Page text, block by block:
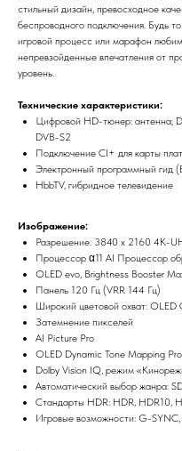
стильный дизайн, превосходное
беспроводного подключения. Будь
игровой процесс или марафон
непревзойденные впечатления от
уровень.
Технические характеристики:
Цифровой HD-тюнер: антенна;
DVB-S2
Подключение CI+ для карты
Электронный программный гид
HbbTV, гибридное телевидение
Изображение:
Разрешение: 3840 x 2160 4K-
Процессор α11 AI Процессор
OLED evo, Brightness Booster
Панель 120 Гц (VRR 144 Гц)
Широкий цветовой охват: OLED
Затемнение пикселей
AI Picture Pro
OLED Dynamic Tone Mapping Pro
Dolby Vision IQ, режим
Автоматический выбор жанра:
Стандарты HDR: HDR, HDR10,
Игровые возможности: G-